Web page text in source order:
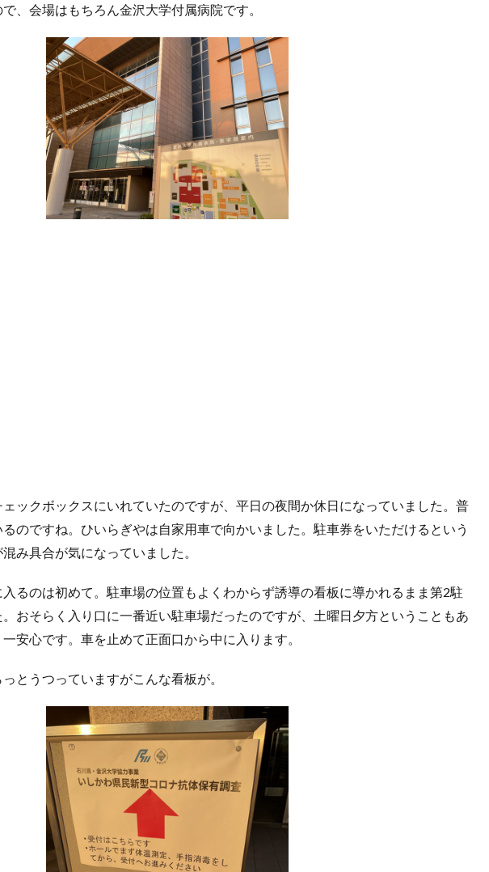
、会場はもちろん金沢大学付属病院です。
ックボックスにいれていたのですが、平日の夜間か休日になっていました。普
のですね。ひいらぎやは自家用車で向かいました。駐車券をいただけるという
み具合が気になっていました。
るのは初めて。駐車場の位置もよくわからず誘導の看板に導かれるまま第2駐
おそらく入り口に一番近い駐車場だったのですが、土曜日夕方ということもあ
安心です。車を止めて正面口から中に入ります。
とうつっていますがこんな看板が。